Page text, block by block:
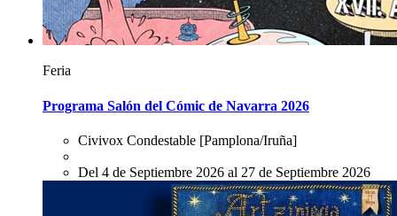
Feria
Programa Salón del Cómic de Navarra 2026
Civivox Condestable [Pamplona/Iruña]
Del 4 de Septiembre 2026 al 27 de Septiembre 2026